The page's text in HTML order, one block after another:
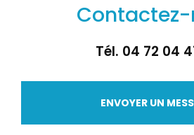
Tél. 04 72 04
ENVOYER UN